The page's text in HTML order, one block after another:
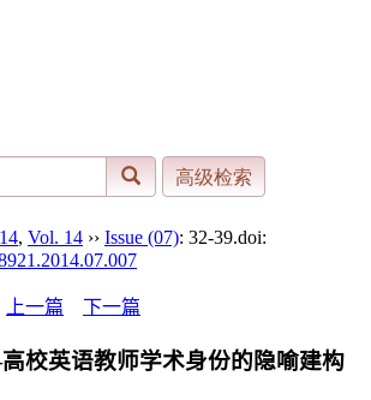
, Vol. 14 ›› Issue (07): 32-39.doi:
上一篇 下一篇
校英语教师学术身份的隐喻建构